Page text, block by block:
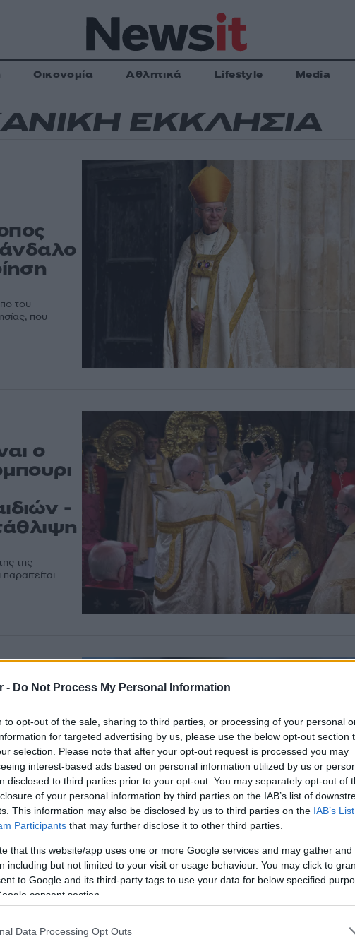
- Do Not Process My Personal Information
to opt-out of the sale, sharing to third parties, or processing of your personal
for targeted advertising by us, please use the below opt-out section
selection. Please note that after your opt-out request is processed you may
interest-based ads based on personal information utilized by us or
disclosed to third parties prior to your opt-out. You may separately opt-out of
of your personal information by third parties on the IAB’s list of
This information may also be disclosed by us to third parties on the IAB’s
Participants that may further disclose it to other third parties.
that this website/app uses one or more Google services and may gather and
including but not limited to your visit or usage behaviour. You may click to
to Google and its third-party tags to use your data for below specified
consent section.
Data Processing Opt Outs
Οικονομία Αθλητικά Lifestyle Media
ΕΚΚΛΗΣΙΑ
του
που
ο
-
της
ιστορικό
του